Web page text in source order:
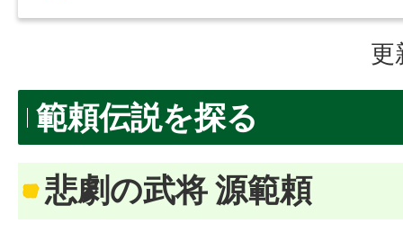
更
範頼伝説を探る
悲劇の武将 源範頼